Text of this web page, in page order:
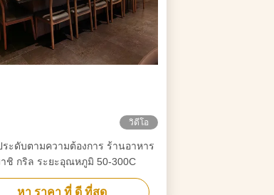
วิดีโอ
ระดับตามความต้องการ ร้านอาหาร
ชิ กริล ระยะอุณหภูมิ 50-300C
หา ราคา ที่ ดี ที่สุด